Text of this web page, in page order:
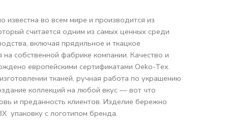
известна во всем мире и производится из
считается одним из самых ценных среди
включая прядильное и ткацкое
собственной фабрике компании. Качество и
европейскими сертификатами Oeko-Tex.
тканей, ручная работа по украшению
коллекций на любой вкус — вот что
и преданность клиентов. Изделие бережно
упаковку с логотипом бренда.